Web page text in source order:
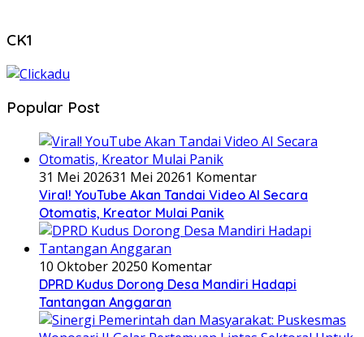
CK1
Popular Post
31 Mei 202631 Mei 20261 Komentar
Viral! YouTube Akan Tandai Video AI Secara
Otomatis, Kreator Mulai Panik
10 Oktober 20250 Komentar
DPRD Kudus Dorong Desa Mandiri Hadapi
Tantangan Anggaran